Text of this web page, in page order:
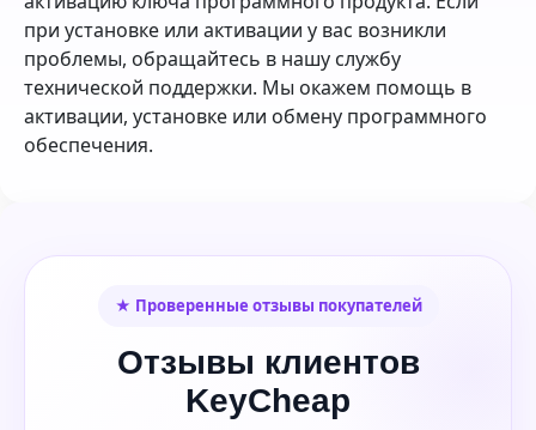
при установке или активации у вас возникли
проблемы, обращайтесь в нашу службу
технической поддержки. Мы окажем помощь в
активации, установке или обмену программного
обеспечения.
★ Проверенные отзывы покупателей
Отзывы клиентов
KeyCheap